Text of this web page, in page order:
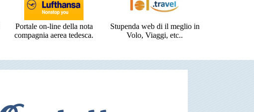
Portale on-line della nota
compagnia aerea tedesca.
Stupenda web di il meglio in
Volo, Viaggi, etc..